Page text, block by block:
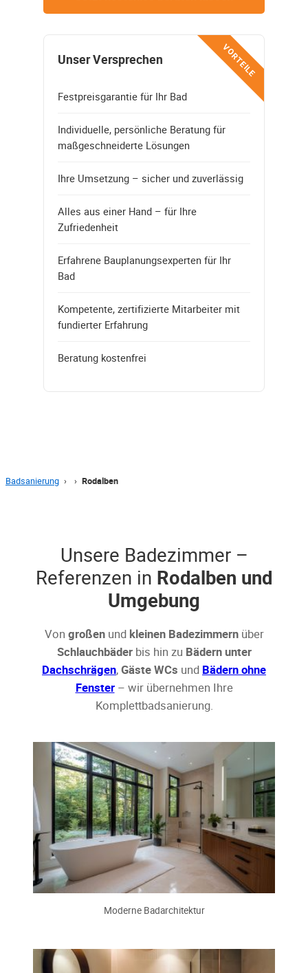
VORTEILE
Unser Versprechen
Festpreisgarantie für Ihr Bad
Individuelle, persönliche Beratung für
maßgeschneiderte Lösungen
Ihre Umsetzung – sicher und zuverlässig
Alles aus einer Hand – für Ihre
Zufriedenheit
Erfahrene Bauplanungsexperten für Ihr
Bad
Kompetente, zertifizierte Mitarbeiter mit
fundierter Erfahrung
Beratung kostenfrei
Badsanierung › › Rodalben
Unsere Badezimmer –
Referenzen in Rodalben und
Umgebung
Von großenund kleinen Badezimmernüber
Schlauchbäderbis hin zu Bädern unter
Dachschrägen,Gäste WCs und Bädern ohne
Fenster– wir übernehmen Ihre
Komplettbadsanierung.
Moderne Badarchitektur